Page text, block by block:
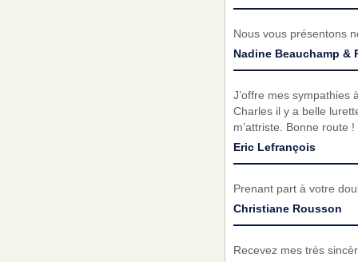
Nous vous présentons
Nadine Beauchamp &
J’offre mes sympathies
Charles il y a belle
m’attriste. Bonne route !
Eric Lefrançois
Prenant part à votre
Christiane Rousson
Recevez mes très